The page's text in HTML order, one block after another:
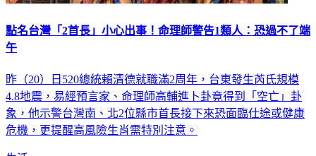
點名台灣「2首長」小心出事！命理師警告1類人：恐過不了端
午
昨（20）日520總統賴清德就職滿2周年，台東發生芮氏規模
4.8地震，易經預言家、命理師高輔進卜卦竟得到「空亡」卦
象，他示警台灣南、北2位縣市首長接下來恐面臨仕途或健康
危機，更提醒高風險生肖需特別注意。